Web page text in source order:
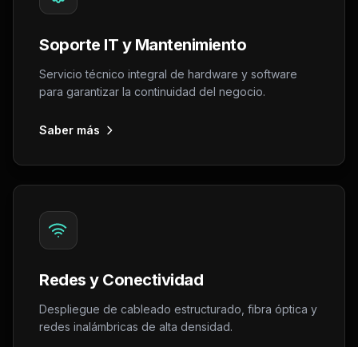
Soporte IT y Mantenimiento
Servicio técnico integral de hardware y software
para garantizar la continuidad del negocio.
Saber más
Redes y Conectividad
Despliegue de cableado estructurado, fibra óptica y
redes inalámbricas de alta densidad.